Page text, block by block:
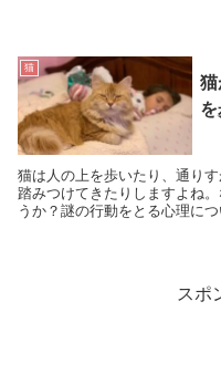
猫
猫
猫は人の上を歩いたり、通り
踏みつけてきたりしますよね
うか？謎の行動をとる心理に
スポ